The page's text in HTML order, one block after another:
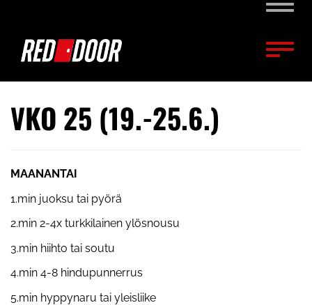
VKO 25 (19.-25.6.)
MAANANTAI
1.min juoksu tai pyörä
2.min 2-4x turkkilainen ylösnousu
3.min hiihto tai soutu
4.min 4-8 hindupunnerrus
5.min hyppynaru tai yleisliike